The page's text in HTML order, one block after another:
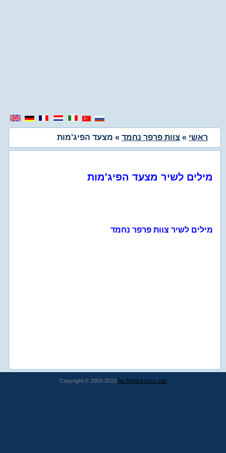
ראשי » צוות פרפר נחמד » מצעד הפיג'מות
מילים לשיר מצעד הפיג'מות
מילים לשיר צוות פרפר נחמד
Copyright © 2003-2019 No More Lyrics .net